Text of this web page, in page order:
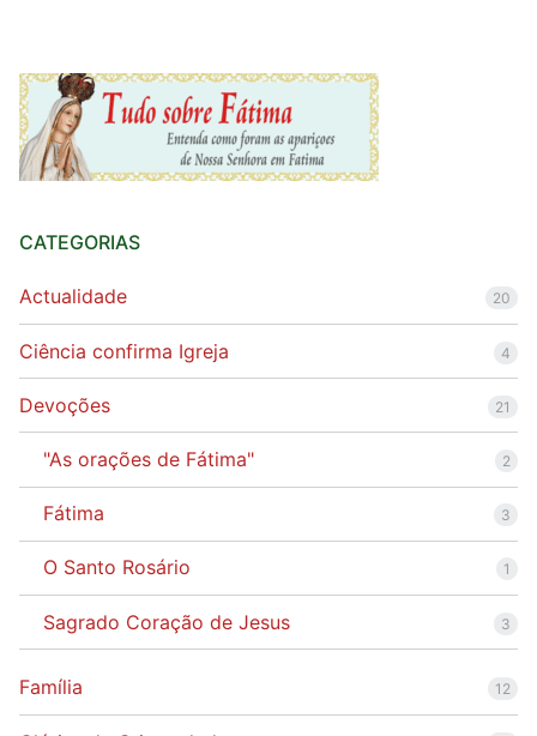
CATEGORIAS
Actualidade 20
Ciência confirma Igreja 4
Devoções 21
"As orações de Fátima" 2
Fátima 3
O Santo Rosário 1
Sagrado Coração de Jesus 3
Família 12